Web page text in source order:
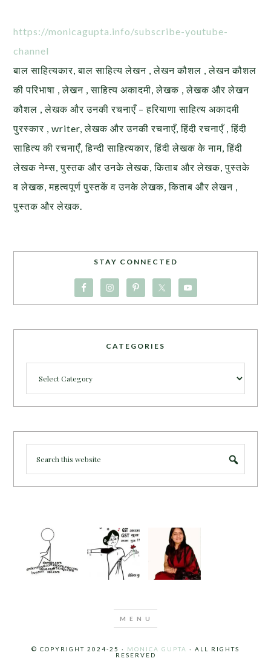
https://monicagupta.info/subscribe-youtube-
channel
बाल साहित्यकार, बाल साहित्य लेखन , लेखन कौशल , लेखन कौशल
की परिभाषा , लेखन , साहित्य अकादमी, लेखक , लेखक और लेखन
कौशल , लेखक और उनकी रचनाएँ – हरियाणा साहित्य अकादमी
पुरस्कार , writer, लेखक और उनकी रचनाएँ, हिंदी रचनाएँ , हिंदी
साहित्य की रचनाएँ, हिन्दी साहित्यकार, हिंदी लेखक के नाम, हिंदी
लेखक नेम्स, पुस्तक और उनके लेखक, किताब और लेखक, पुस्तके
व लेखक, महत्वपूर्ण पुस्तकें व उनके लेखक, किताब और लेखन ,
पुस्तक और लेखक.
STAY CONNECTED
CATEGORIES
© COPYRIGHT 2024-25 · MONICA GUPTA · ALL RIGHTS
RESERVED